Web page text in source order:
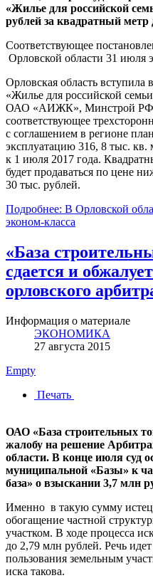
«Жилье для российской
рублей за квадратный метр
Соответствующее
Орловской области 31 июля
Орловская область
«Жилье для российской
ОАО «АИЖК», Минстрой РФ и
соответствующее
с соглашением в регионе
эксплуатацию 316, 8 тыс. кв.
к 1 июля 2017 года.
будет продаваться по цене
30 тыс. рублей.
Подробнее: В Орловской
эконом-класса
«База
сдается и
орловского
Информация о материале
ЭКОНОМИКА
27 августа 2015
Empty
Печать
ОАО «База строительных
жалобу на решение
области. В конце июля суд
муниципальной «Базы» к
база» о взыскании 3,7 млн
Именно в такую сумму
обогащение частной
участком. В ходе процесса
до 2,79 млн рублей. Речь
пользования земельным
иска такова.